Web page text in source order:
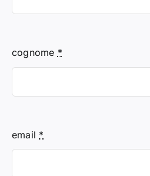
for:
cognome *
email *